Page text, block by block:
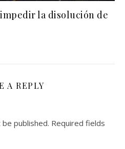
la disolución de
A REPLY
published. Required fields